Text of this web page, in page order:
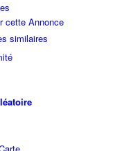
cette Annonce
similaires